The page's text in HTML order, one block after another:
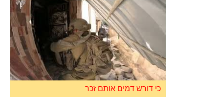
כי דורש דמים אותם זכר